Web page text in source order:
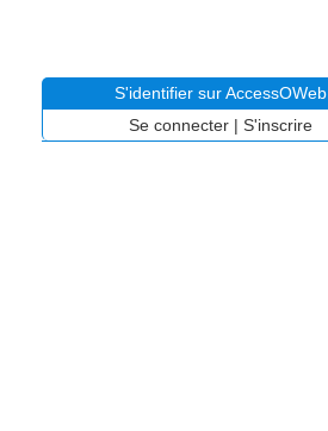
S'identifier sur AccessOWeb
Se connecter | S'inscrire